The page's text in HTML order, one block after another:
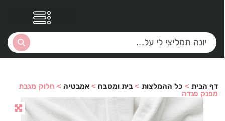
דף הבית> כל ההמלצות> בית ומטבח> אמבטיה> חלוק מגבת
מפנק פנדה